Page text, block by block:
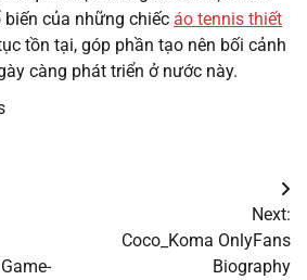
của những chiếc áo tennis thiết
tồn tại, góp phần tạo nên bối cảnh
càng phát triển ở nước này.
Next:
Coco_Koma OnlyFans
Biography